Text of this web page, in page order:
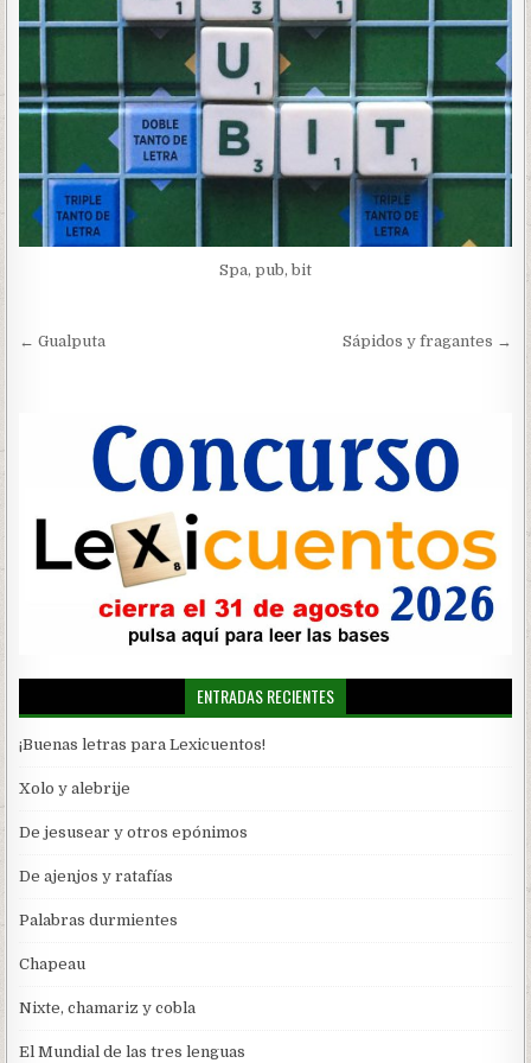
Spa, pub, bit
Navegación
← Gualputa Sápidos y fragantes →
ENTRADAS RECIENTES
¡Buenas letras para Lexicuentos!
Xolo y alebrije
De jesusear y otros epónimos
De ajenjos y ratafías
Palabras durmientes
Chapeau
Nixte, chamariz y cobla
El Mundial de las tres lenguas